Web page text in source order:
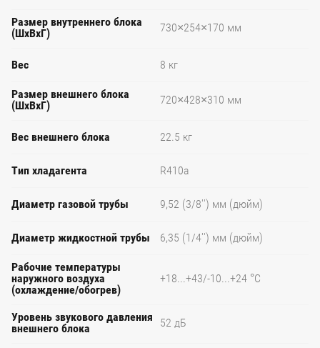
Размер внутреннего блока
(ШхВхГ)
730×254×170 мм
Вес 8 кг
Размер внешнего блока
(ШхВхГ)
720×428×310 мм
Вес внешнего блока 22.5 кг
Тип хладагента R410a
Диаметр газовой трубы 9,52 (3/8'') мм (дюйм)
Диаметр жидкостной трубы 6,35 (1/4'') мм (дюйм)
Рабочие температуры
наружного воздуха
(охлаждение/обогрев)
+18...+43/-10...+24 °С
Уровень звукового давления
внешнего блока
52 дБ